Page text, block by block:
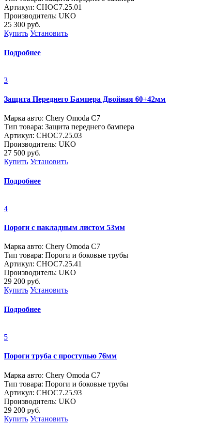
Артикул: CHOC7.25.01
Производитель: UKO
25 300 руб.
Купить Установить
Подробнее
3
Защита Переднего Бампера Двойная 60+42мм
Марка авто: Chery Omoda C7
Тип товара: Защита переднего бампера
Артикул: CHOC7.25.03
Производитель: UKO
27 500 руб.
Купить Установить
Подробнее
4
Пороги с накладным листом 53мм
Марка авто: Chery Omoda C7
Тип товара: Пороги и боковые трубы
Артикул: CHOC7.25.41
Производитель: UKO
29 200 руб.
Купить Установить
Подробнее
5
Пороги труба с проступью 76мм
Марка авто: Chery Omoda C7
Тип товара: Пороги и боковые трубы
Артикул: CHOC7.25.93
Производитель: UKO
29 200 руб.
Купить Установить